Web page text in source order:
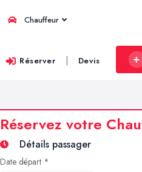
Chauffeur
Réserver | Devis
Réservez votre
Détails passager
Date départ *